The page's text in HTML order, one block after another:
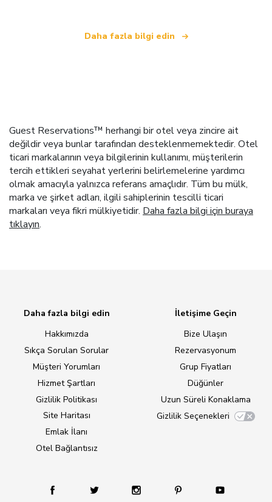
Daha fazla bilgi edin
Guest Reservations™ herhangi bir otel veya zincire ait
değildir veya bunlar tarafından desteklenmemektedir. Otel
ticari markalarının veya bilgilerinin kullanımı, müşterilerin
tercih ettikleri seyahat yerlerini belirlemelerine yardımcı
olmak amacıyla yalnızca referans amaçlıdır. Tüm bu mülk,
marka ve şirket adları, ilgili sahiplerinin tescilli ticari
markaları veya fikri mülkiyetidir. Daha fazla bilgi için buraya
tıklayın.
Daha fazla bilgi edin
Hakkımızda
Sıkça Sorulan Sorular
Müşteri Yorumları
Hizmet Şartları
Gizlilik Politikası
Site Haritası
Emlak İlanı
Otel Bağlantısız
İletişime Geçin
Bize Ulaşın
Rezervasyonum
Grup Fiyatları
Düğünler
Uzun Süreli Konaklama
Gizlilik Seçenekleri